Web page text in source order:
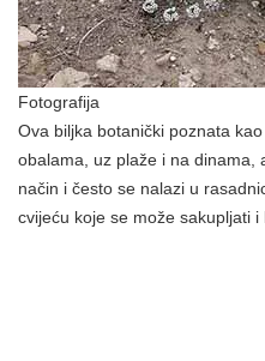
Fotografija
Ova biljka botanički poznata
obalama, uz plaže i na dinama,
način i često se nalazi u
cvijeću koje se može sakupljati i